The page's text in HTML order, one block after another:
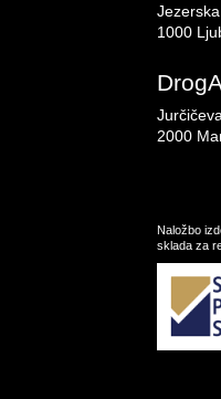
1000
2000
Naložbo
sklada za